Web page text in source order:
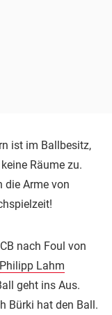
ist im Ballbesitz,
Räume zu.
die Arme von
nach Foul von
Philipp Lahm
geht ins Aus.
Bürki hat den Ball.